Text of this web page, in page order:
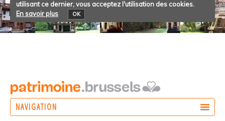
utilisant ce dernier, vous acceptez l'utilisation des cookies.
En savoir plus
OK
NAVIGATION